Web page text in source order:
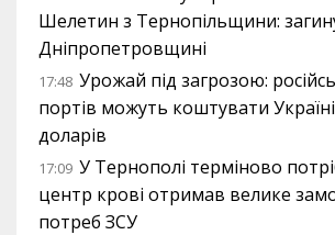
Шелетин з Тернопільщини:
Дніпропетровщині
17:48 Урожай під загрозою:
портів можуть коштувати
доларів
17:09 У Тернополі терміново
центр крові отримав велике
потреб ЗСУ